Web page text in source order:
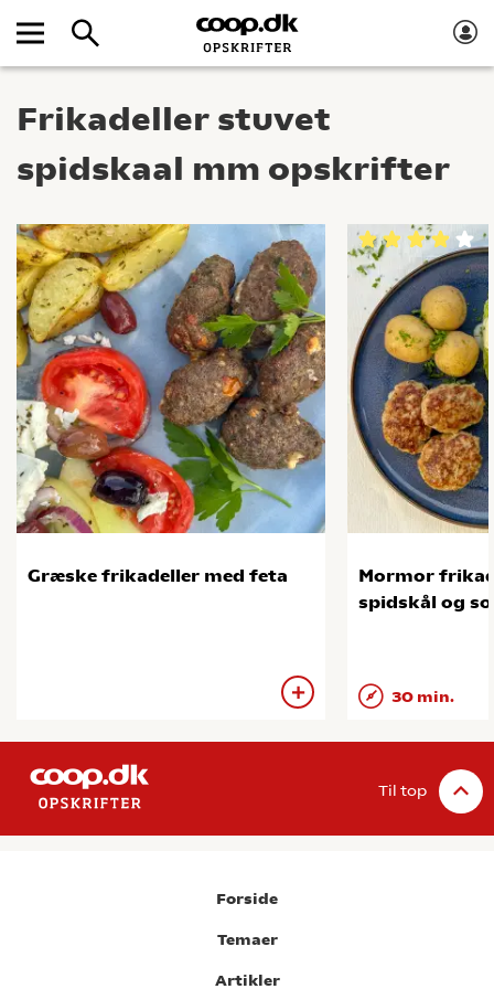
Frikadeller stuvet
spidskaal mm opskrifter
Græske frikadeller med feta
Mormor
spidskål og
30 min.
Til top
Forside
Temaer
Artikler